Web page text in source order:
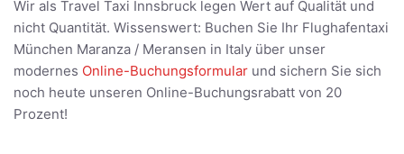
Wir als Travel Taxi Innsbruck legen Wert auf Qualität und
nicht Quantität. Wissenswert: Buchen Sie Ihr Flughafentaxi
München Maranza / Meransen in Italy über unser
modernes Online-Buchungsformular und sichern Sie sich
noch heute unseren Online-Buchungsrabatt von 20
Prozent!